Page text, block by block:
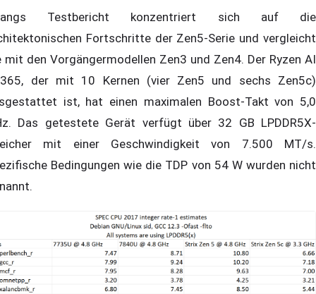
Testbericht konzentriert sich auf die
Fortschritte der Zen5-Serie und vergleicht
mit den Vorgängermodellen Zen3 und Zen4. Der Ryzen AI
der mit 10 Kernen (vier Zen5 und sechs Zen5c)
ist, hat einen maximalen Boost-Takt von 5,0
Das getestete Gerät verfügt über 32 GB LPDDR5X-
mit einer Geschwindigkeit von 7.500 MT/s.
Bedingungen wie die TDP von 54 W wurden nicht